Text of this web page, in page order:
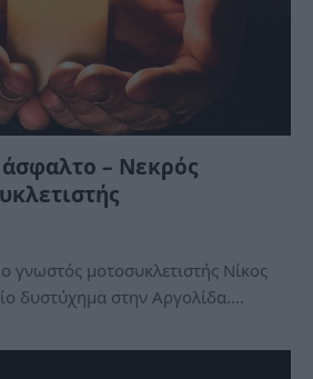
– Νεκρός
γνωστός μοτοσυκλετιστής Νίκος
δυστύχημα στην Αργολίδα.…